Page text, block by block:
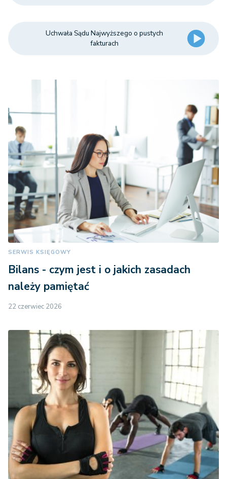
Uchwała Sądu Najwyższego o pustych
fakturach
SERWIS KSIĘGOWY
Bilans - czym jest i o jakich zasadach
należy pamiętać
22 czerwiec 2026